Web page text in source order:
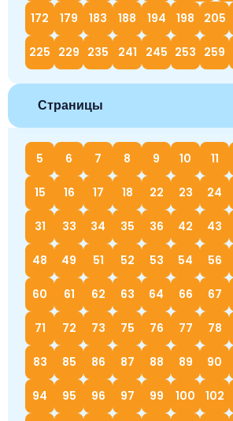
172 179 183 188 194 198 205
225 229 235 241 245 253 259
Страницы
5 6 7 8 9 10 11
15 16 17 18 22 23 24
31 33 34 35 36 42 43
48 49 51 52 53 54 56
60 61 62 63 64 66 67
71 72 73 75 76 77 78
83 85 86 87 88 89 90
94 95 96 97 99 100 102